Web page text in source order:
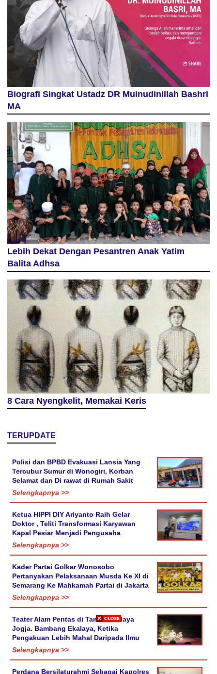
Biografi Singkat Ustadz DR Muinudinillah Bashri
MA
Lebih Dekat Dengan Pesantren Anak Yatim
Balita Adhsa
8 Cara Nyengkelit, Memakai Keris
TERUPDATE
Polisi dan BPBD Evakuasi Lansia Yang
Tercubur Sumur di Wonogiri, Korban
Selamat dan Di rawat di Rumah Sakit
Selengkapnya >>
Ketua HIPPI DIY Ariyanto Raih Gelar
Doktor , Teliti Transformasi Karyawan
Kapal Pesiar Menjadi Pengusaha
Selengkapnya >>
Kader Partai Golkar Wonosobo
Pertanyakan Pelaksanaan Musda Ke XI di
Semarang Ke Mahkamah Partai di Jakarta
Selengkapnya >>
Teater Alam Pentas di Taman Budaya
Jogja. Bambang Ekalaya, Ketika
Pengakuan Lebih Mahal Daripada Ilmu
Selengkapnya >>
Perdana Bersilaturahmi Sebagai Kapolres